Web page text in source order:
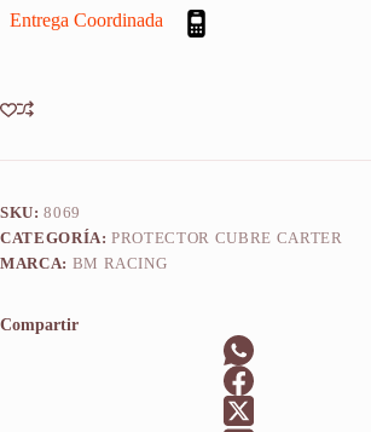
Entrega Coordinada
SKU:8069
CATEGORÍA:PROTECTOR CUBRE CARTER
MARCA: BM RACING
Compartir